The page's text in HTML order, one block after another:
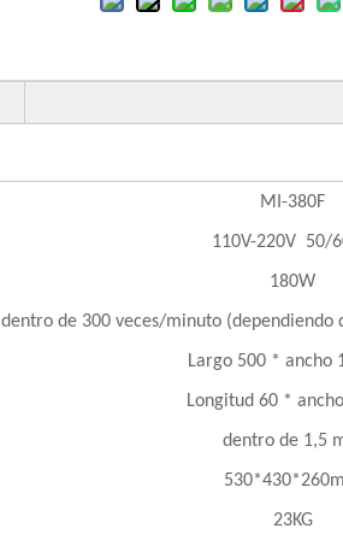
MI-380F
110V-220V 50/
180W
dentro de 300 veces/minuto
Largo 500 * ancho
Longitud 60 *
dentro de 1,5
23KG